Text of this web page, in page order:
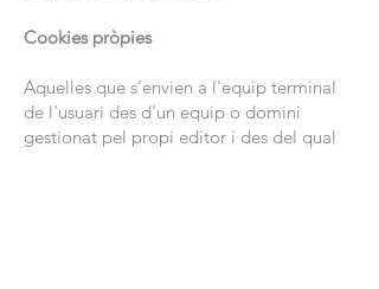
Cookies pròpies
Aquelles que s'envien a l'equip terminal
de l'usuari des d'un equip o domini
gestionat pel propi editor i des del qual